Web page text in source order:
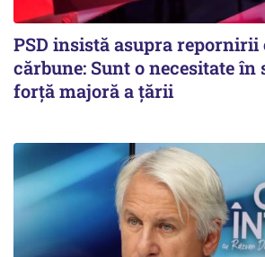
PSD insistă asupra repornirii
cărbune: Sunt o necesitate în
forță majoră a țării